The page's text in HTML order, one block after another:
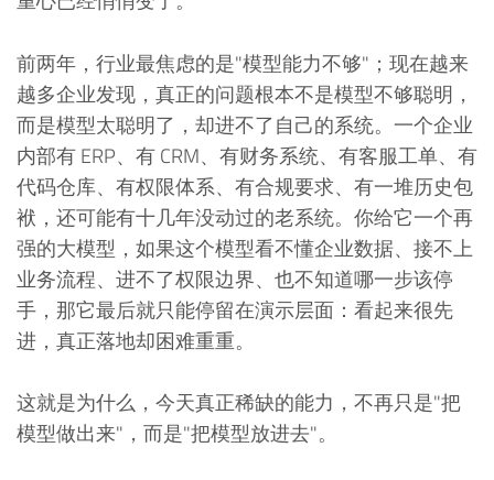
前两年，行业最焦虑的是"模型能力不够"；现在越来
越多企业发现，真正的问题根本不是模型不够聪明，
而是模型太聪明了，却进不了自己的系统。一个企业
内部有 ERP、有 CRM、有财务系统、有客服工单、有
代码仓库、有权限体系、有合规要求、有一堆历史包
袱，还可能有十几年没动过的老系统。你给它一个再
强的大模型，如果这个模型看不懂企业数据、接不上
业务流程、进不了权限边界、也不知道哪一步该停
手，那它最后就只能停留在演示层面：看起来很先
进，真正落地却困难重重。
这就是为什么，今天真正稀缺的能力，不再只是"把
模型做出来"，而是"把模型放进去"。